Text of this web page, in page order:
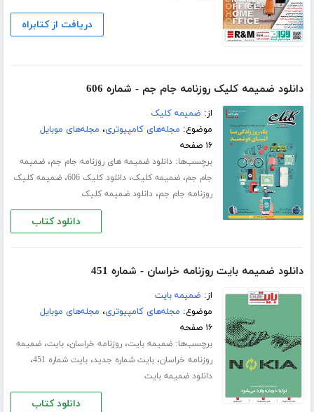
دریافت از کتابراه
دانلود ضمیمه کلیک روزنامه جام جم - شماره 606
از: ضمیمه کلیک
موضوع: مجله‌های کامپیوتری، مجله‌های موبایل
۱۶ صفحه
برچسب‌ها:دانلود ضمیمه های روزنامه جام جم،ضمیمه
جام جم،ضمیمه کلیک،دانلود کلیک 606 ،ضمیمه کلیک
روزنامه جام جم،دانلود ضمیمه کلیک
دانلود کتاب
دانلود ضمیمه بایت روزنامه خراسان - شماره 451
از: ضمیمه بایت
موضوع: مجله‌های کامپیوتری، مجله‌های موبایل
۱۶ صفحه
برچسب‌ها:ضمیمه بایت،روزنامه خراسان،بایت،ضمیمه
روزنامه خراسان،بایت شماره جدید،بایت شماره 451 ،
دانلود ضمیمه بایت
دانلود کتاب